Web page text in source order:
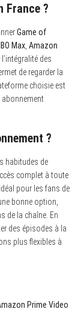
France ?
Game of
Max, Amazon
des
de regarder la
choisie est
abonnement
?
habitudes de
complet à toute
pour les fans de
bonne option,
de la chaîne. En
des épisodes à la
plus flexibles à
Prime Video